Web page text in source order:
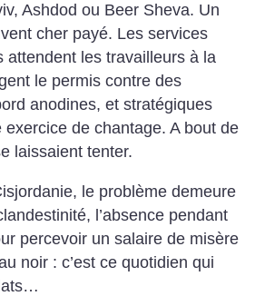
Ashdod ou Beer Sheva. Un
cher payé. Les services
attendent les travailleurs à la
le permis contre des
anodines, et stratégiques
exercice de chantage. A bout de
laissaient tenter.
le problème demeure
l’absence pendant
percevoir un salaire de misère
noir : c’est ce quotidien qui